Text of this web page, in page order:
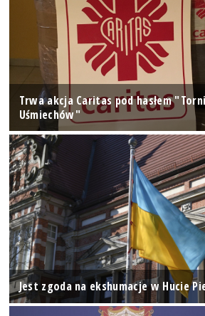
Trwa akcja Caritas pod hasłem
Uśmiechów"
Jest zgoda na ekshumacje w Hucie